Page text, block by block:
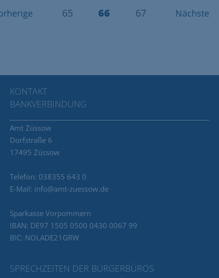
65 66 67 Nächste
KONTAKT
BANKVERBINDUNG
Amt Züssow
Dorfstraße 6
17495 Züssow
Telefon: 038355 643 0
E-Mail: info@amt-zuessow.de
Sparkasse Vorpommern
IBAN: DE97 1505 0500 0430 0067 99
BIC: NOLADE21GRW
SPRECHZEITEN DER BÜRGERBÜROS